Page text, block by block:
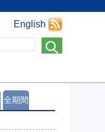
English
全期間